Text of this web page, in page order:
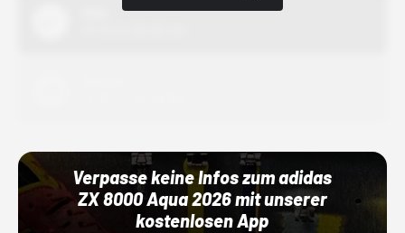
Verpasse keine Infos zum adidas
ZX 8000 Aqua 2026 mit unserer
kostenlosen App